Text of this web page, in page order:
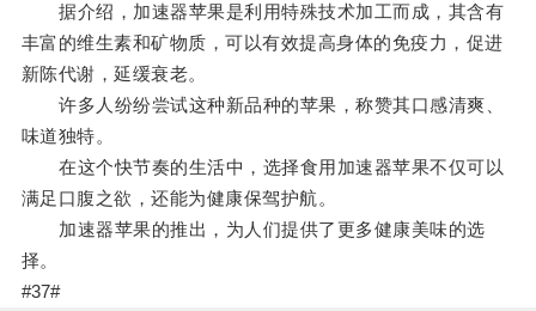
据介绍，加速器苹果是利用特殊技术加工而成，其含有
丰富的维生素和矿物质，可以有效提高身体的免疫力，促进
新陈代谢，延缓衰老。
许多人纷纷尝试这种新品种的苹果，称赞其口感清爽、
味道独特。
在这个快节奏的生活中，选择食用加速器苹果不仅可以
满足口腹之欲，还能为健康保驾护航。
加速器苹果的推出，为人们提供了更多健康美味的选
择。
#37#